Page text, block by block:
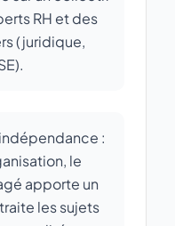
RH et des
(juridique,
:
le
apporte un
les sujets